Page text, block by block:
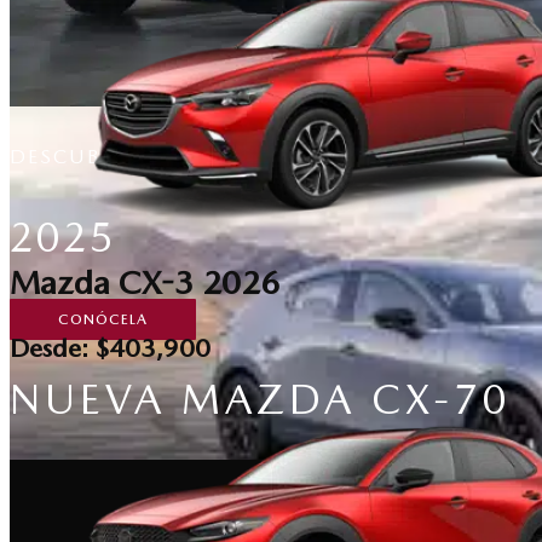
DESCUBRE, EXPERIMENTA, REINVENTA
2025
CONÓCELA
NUEVA MAZDA CX-70
Mazda CX-3 2026
Desde: $403,900